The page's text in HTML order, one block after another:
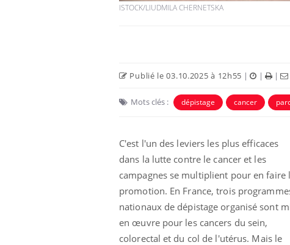
ISTOCK/LIUDMILA CHERNETSKA
Publié le 03.10.2025 à 12h55 | | |
Mots clés : dépistage cancer
C'est l'un des leviers les plus efficaces
dans la lutte contre le cancer et les
campagnes se multiplient pour en faire
promotion. En France, trois
nationaux de dépistage organisé sont
en œuvre pour les cancers du sein,
colorectal et du col de l'utérus. Mais le